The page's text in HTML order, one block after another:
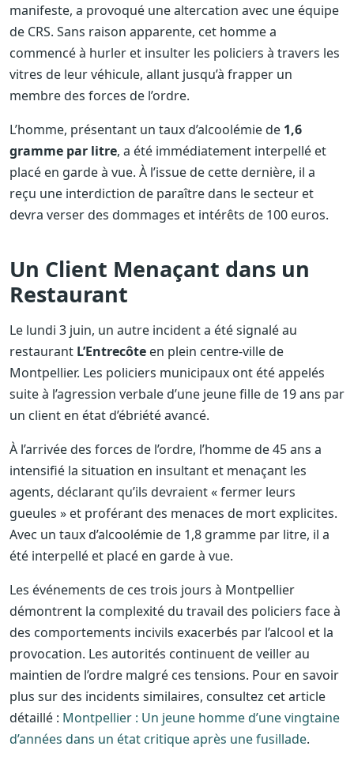
manifeste, a provoqué une altercation avec une équipe
de CRS. Sans raison apparente, cet homme a
commencé à hurler et insulter les policiers à travers les
vitres de leur véhicule, allant jusqu’à frapper un
membre des forces de l’ordre.
L’homme, présentant un taux d’alcoolémie de 1,6
gramme par litre, a été immédiatement interpellé et
placé en garde à vue. À l’issue de cette dernière, il a
reçu une interdiction de paraître dans le secteur et
devra verser des dommages et intérêts de 100 euros.
Un Client Menaçant dans un
Restaurant
Le lundi 3 juin, un autre incident a été signalé au
restaurant L’Entrecôte en plein centre-ville de
Montpellier. Les policiers municipaux ont été appelés
suite à l’agression verbale d’une jeune fille de 19 ans par
un client en état d’ébriété avancé.
À l’arrivée des forces de l’ordre, l’homme de 45 ans a
intensifié la situation en insultant et menaçant les
agents, déclarant qu’ils devraient « fermer leurs
gueules » et proférant des menaces de mort explicites.
Avec un taux d’alcoolémie de 1,8 gramme par litre, il a
été interpellé et placé en garde à vue.
Les événements de ces trois jours à Montpellier
démontrent la complexité du travail des policiers face à
des comportements incivils exacerbés par l’alcool et la
provocation. Les autorités continuent de veiller au
maintien de l’ordre malgré ces tensions. Pour en savoir
plus sur des incidents similaires, consultez cet article
détaillé : Montpellier : Un jeune homme d’une vingtaine
d’années dans un état critique après une fusillade.